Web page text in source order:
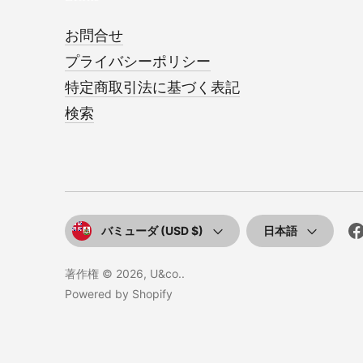
お問合せ
プライバシーポリシー
特定商取引法に基づく表記
検索
通
貨
バミューダ (USD $)
言日本語
著作権 © 2026, U&co..
Powered by Shopify